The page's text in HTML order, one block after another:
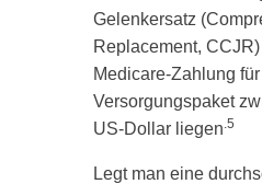
Gelenkersatz
Replacement,
Medicare-Zahlung
Versorgungspaket
US-Dollar liegen.5
Legt man eine